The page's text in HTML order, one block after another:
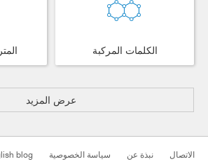
الكلمات المركبة
عرض المزيد
blog سياسة الخصوصية نبذة عن الاتصال